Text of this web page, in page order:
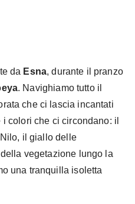
da Esna, durante il pranzo
. Navighiamo tutto il
che ci lascia incantati
colori che ci circondano: il
il giallo delle
vegetazione lungo la
una tranquilla isoletta